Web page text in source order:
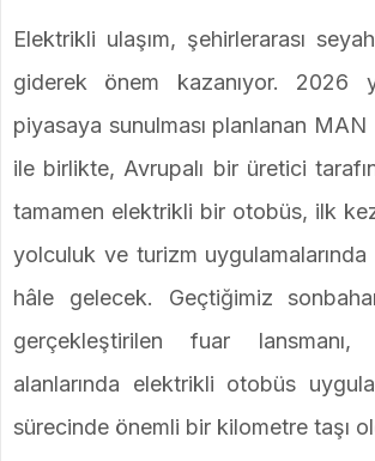
Elektrikli ulaşım, şehirlerarası
giderek önem kazanıyor. 2026
piyasaya sunulması planlanan MAN
ile birlikte, Avrupalı bir üretici
tamamen elektrikli bir otobüs, ilk
yolculuk ve turizm uygulamalarında
hâle gelecek. Geçtiğimiz
gerçekleştirilen fuar lansmanı,
alanlarında elektrikli otobüs
sürecinde önemli bir kilometre taşı